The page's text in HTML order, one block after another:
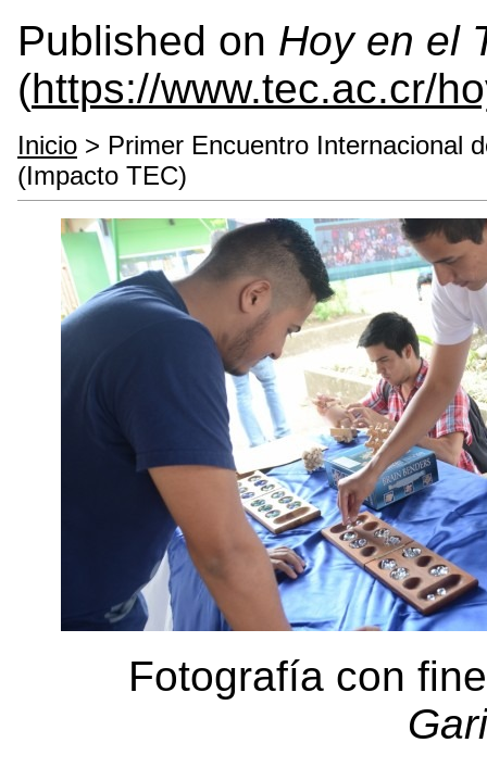
Published on Hoy en el
(https://www.tec.ac.cr/
Inicio > Primer Encuentro Internacional
(Impacto TEC)
Fotografía con